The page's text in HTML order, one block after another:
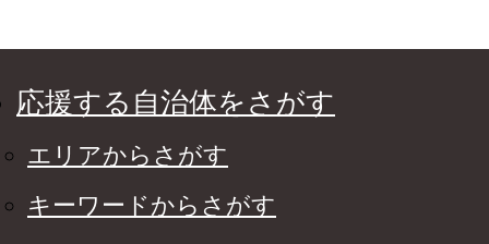
応援する自治体をさがす
エリアからさがす
キーワードからさがす